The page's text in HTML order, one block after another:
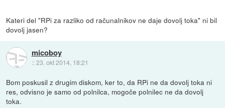
Kateri del "RPi za razliko od računalnikov ne daje dovolj toka" ni bil
dovolj jasen?
micoboy
::23. okt 2014, 18:21
Bom poskusil z drugim diskom, ker to, da RPi ne da dovolj toka ni
res, odvisno je samo od polnilca, mogoče polnilec ne da dovolj
toka.